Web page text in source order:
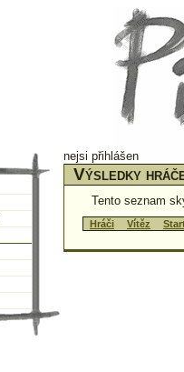
nejsi přihlášen
Výsledky
Tento seznam
Hráči Vítěz